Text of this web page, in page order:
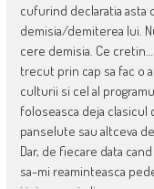
cufurind declaratia asta
demisia/demiterea lui.
cere demisia. Ce
trecut prin cap sa fac o
culturii si cel al
foloseasca deja
panselute sau altceva
Dar, de fiecare data
sa-mi reaminteasca